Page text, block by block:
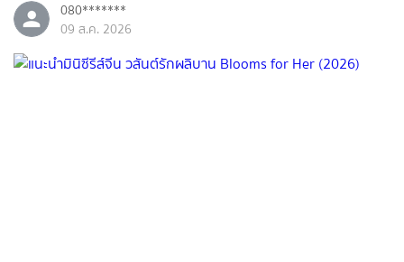
080*******
09 ส.ค. 2026